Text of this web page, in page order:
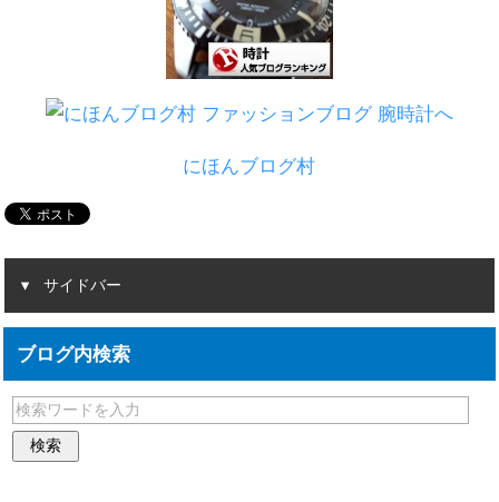
にほんブログ村
サイドバー
ブログ内検索